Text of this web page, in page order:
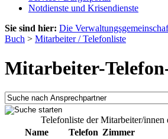
Notdienste und Krisendienste
Sie sind hier: Die
Buch > Mitarbeiter / Telefonliste
Mitarbeiter-
Telefonliste der Mitarbeiter/innen
Name
Telefon Zimmer